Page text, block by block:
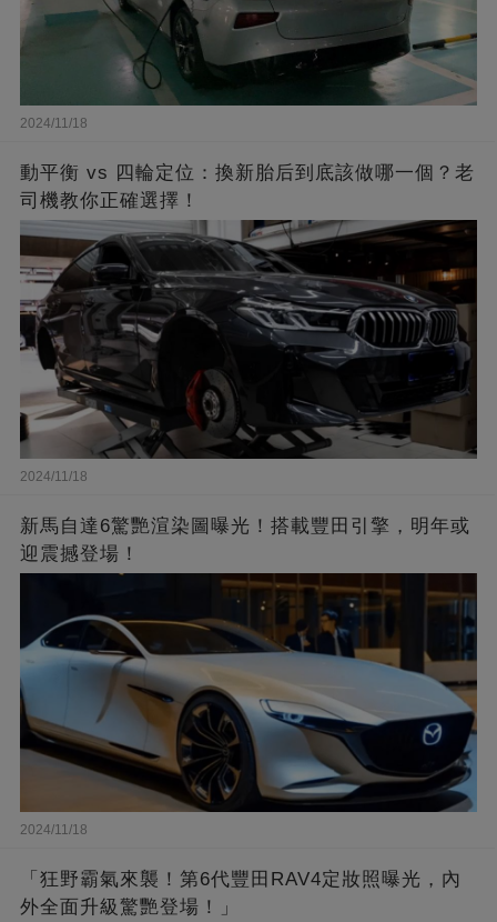
2024/11/18
動平衡 vs 四輪定位：換新胎后到底該做哪一個？老
司機教你正確選擇！
2024/11/18
新馬自達6驚艷渲染圖曝光！搭載豐田引擎，明年或
迎震撼登場！
2024/11/18
「狂野霸氣來襲！第6代豐田RAV4定妝照曝光，內
外全面升級驚艷登場！」